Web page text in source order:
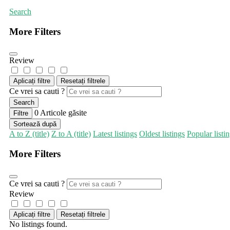
Search
More Filters
Review
Aplicați filtre Resetați filtrele
Ce vrei sa cauti ?
Search
Filtre
0 Articole găsite
Sortează după
A to Z (title) Z to A (title) Latest listings Oldest listings Popular
More Filters
Ce vrei sa cauti ?
Review
Aplicați filtre Resetați filtrele
No listings found.